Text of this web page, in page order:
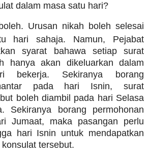
dalam masa satu hari?
Urusan nikah boleh selesai
hari sahaja. Namun, Pejabat
syarat bahawa setiap surat
hanya akan dikeluarkan dalam
bekerja. Sekiranya borang
pada hari Isnin, surat
boleh diambil pada hari Selasa
Sekiranya borang permohonan
Jumaat, maka pasangan perlu
hari Isnin untuk mendapatkan
tersebut.